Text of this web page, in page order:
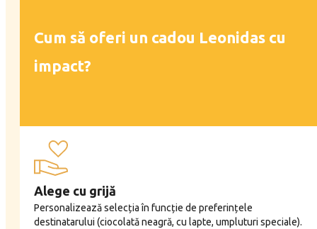
Cum să oferi un cadou Leonidas cu
impact?
Alege cu grijă
Personalizează selecția în funcție de preferințele
destinatarului (ciocolată neagră, cu lapte, umpluturi speciale).